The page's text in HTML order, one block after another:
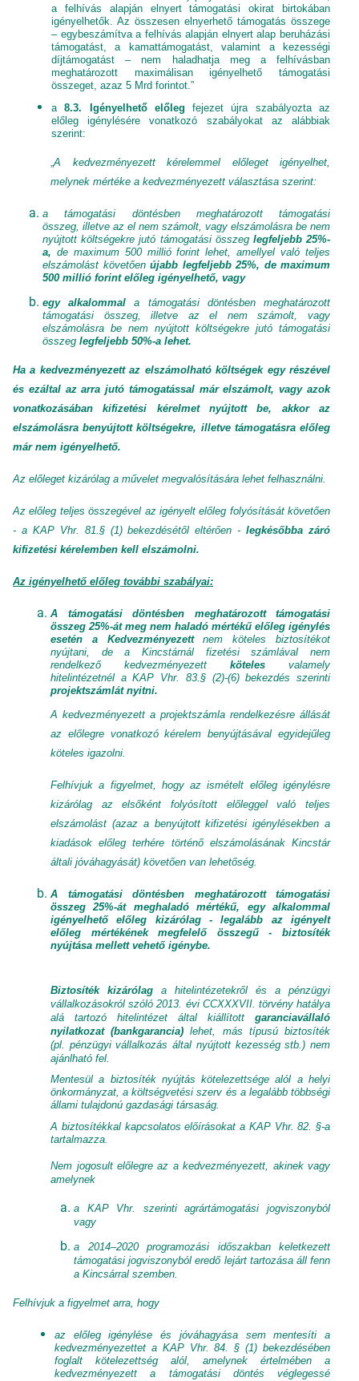
a felhívás alapján elnyert támogatási okirat birtokában
igényelhetők. Az összesen elnyerhető támogatás összege
– egybeszámítva a felhívás alapján elnyert alap beruházási
támogatást, a kamattámogatást, valamint a kezességi
díjtámogatást – nem haladhatja meg a felhívásban
meghatározott maximálisan igényelhető támogatási
összeget, azaz 5 Mrd forintot.”
a8.3. Igényelhető előleg fejezet újra szabályozta az
előleg igénylésére vonatkozó szabályokat az alábbiak
szerint:
„A kedvezményezett kérelemmel előleget igényelhet,
melynek mértéke a kedvezményezett választása szerint:
a támogatási döntésben meghatározott támogatási
összeg, illetve az el nem számolt, vagy elszámolásra be nem
nyújtott költségekre jutó támogatási összeg legfeljebb 25%-
a, de maximum 500 millió forint lehet, amellyel való teljes
elszámolást követően újabb legfeljebb 25%, de maximum
500 millió forint előleg igényelhető, vagy
egy alkalommal a támogatási döntésben meghatározott
támogatási összeg,
illetve az el nem
számolt, vagy
elszámolásra be nem nyújtott költségekre jutó támogatási
összeg legfeljebb 50%-a lehet.
Ha a kedvezményezett az elszámolható költségek egy részével
és ezáltal az arra jutó támogatással már elszámolt, vagy azok
vonatkozásában kifizetési kérelmet nyújtott be, akkor az
elszámolásra benyújtott költségekre, illetve támogatásra előleg
már nem igényelhető.
Az előleget kizárólag a művelet megvalósítására lehet felhasználni.
Az előleg teljes összegével az igényelt előleg folyósítását követően
- a KAP Vhr. 81.§ (1) bekezdésétől eltérően -legkésőbba záró
kifizetési kérelemben kell elszámolni.
Az igényelhető előleg további szabályai:
A támogatási döntésben meghatározott támogatási
összeg 25%-át meg nem haladó mértékű előleg igénylés
esetén a Kedvezményezettnem köteles biztosítékot
nyújtani, de a Kincstárnál fizetési számlával nem
rendelkező kedvezményezett köteles valamely
hitelintézetnél a KAP Vhr. 83.§ (2)-(6) bekezdés szerinti
projektszámlát nyitni.
A kedvezményezett a projektszámla rendelkezésre állását
az előlegre vonatkozó kérelem benyújtásával egyidejűleg
köteles igazolni.
Felhívjuk a figyelmet, hogy az ismételt előleg igénylésre
kizárólag az elsőként folyósított előleggel való teljes
elszámolást (azaz a benyújtott kifizetési igénylésekben a
kiadások előleg terhére történő elszámolásának Kincstár
általi jóváhagyását) követően van lehetőség.
A támogatási döntésben meghatározott támogatási
összeg 25%-át meghaladó mértékű, egy alkalommal
igényelhető előleg kizárólag - legalább az igényelt
előleg mértékének megfelelő összegű - biztosíték
nyújtása mellett vehető igénybe.
Biztosíték kizárólag a hitelintézetekről és a pénzügyi
vállalkozásokról szóló 2013. évi CCXXXVII. törvény hatálya
alá tartozó hitelintézet által kiállított garanciavállaló
nyilatkozat (bankgarancia)lehet, más típusú biztosíték
(pl. pénzügyi vállalkozás által nyújtott kezesség stb.) nem
ajánlható fel.
Mentesül a biztosíték nyújtás kötelezettsége alól a helyi
önkormányzat, a költségvetési szerv és a legalább többségi
állami tulajdonú gazdasági társaság.
A biztosítékkal kapcsolatos előírásokat a KAP Vhr. 82. §-a
tartalmazza.
Nem jogosult előlegre az a kedvezményezett, akinek vagy
amelynek
a KAP Vhr. szerinti agrártámogatási jogviszonyból
vagy
a 2014–2020 programozási időszakban keletkezett
támogatási jogviszonyból eredő lejárt tartozása áll fenn
a Kincsárral szemben.
Felhívjuk a figyelmet arra, hogy
az előleg igénylése és jóváhagyása sem mentesíti a
kedvezményezettet a KAP Vhr. 84. § (1) bekezdésében
foglalt kötelezettség alól, amelynek értelmében a
kedvezményezett a támogatási döntés véglegessé